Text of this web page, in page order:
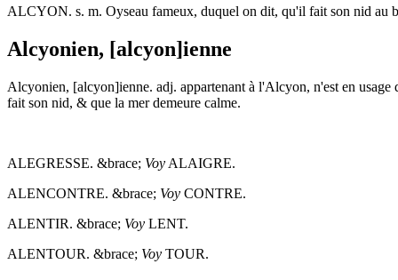
ALCYON. s. m. Oyseau fameux, duquel on dit, qu'il fait son nid au
Alcyonien, [alcyon]ienne
Alcyonien, [alcyon]ienne. adj. appartenant à l'Alcyon, n'est en usage
fait son nid, & que la mer demeure calme.
ALEGRESSE. &brace; Voy ALAIGRE.
ALENCONTRE. &brace; Voy CONTRE.
ALENTIR. &brace; Voy LENT.
ALENTOUR. &brace; Voy TOUR.